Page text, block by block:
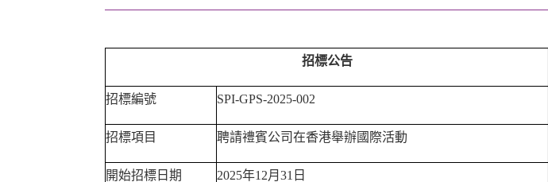
招標公告
招標編號 SPI-GPS-2025-002
招標項目 聘請禮賓公司在香港舉辦國際活動
開始招標日期 2025年12月31 日